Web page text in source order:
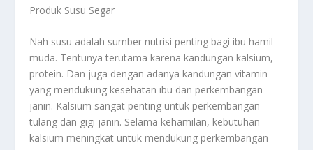
Produk Susu Segar
Nah susu adalah sumber nutrisi penting bagi ibu hamil
muda. Tentunya terutama karena kandungan kalsium,
protein. Dan juga dengan adanya kandungan vitamin
yang mendukung kesehatan ibu dan perkembangan
janin. Kalsium sangat penting untuk perkembangan
tulang dan gigi janin. Selama kehamilan, kebutuhan
kalsium meningkat untuk mendukung perkembangan